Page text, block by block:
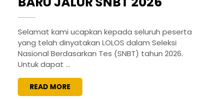
DAN
BATAS
WAKTU
Selamat kami ucapkan kepada seluruh peserta
yang telah dinyatakan LOLOS dalam Seleksi
Nasional Berdasarkan Tes (SNBT) tahun 2026.
Untuk dapat ...
READ MORE
MORE